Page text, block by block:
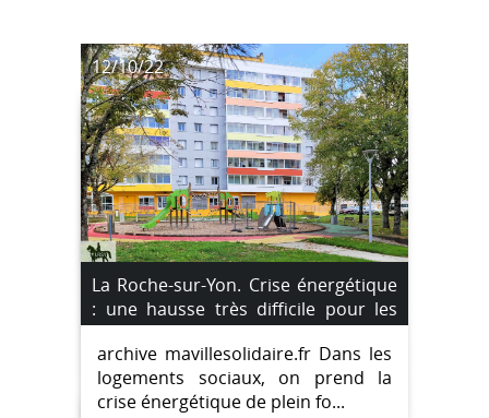
12/10/22
La Roche-sur-Yon. Crise énergétique
: une hausse très difficile pour les
locataires.
archive mavillesolidaire.fr Dans les
logements sociaux, on prend la
crise énergétique de plein fo...